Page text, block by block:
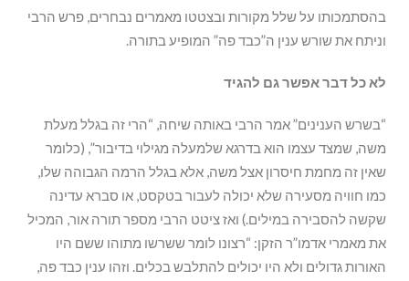
בהסתמכותו על שלל מקורות ובצטטו מאמרים נבחרים, פרש הרבי
וניתח את שורש ענין ה”כבד פה” המופיע בתורה.
לא כל דבר אפשר גם להגיד
“בשרש הענינים” אמר הרבי באותה שיחה, “הרי זה בגלל מעלת
משה, שמצד עצמו הוא בדרגא שלמעלה מגילוי בדיבור”, (כלומר
שאין זה מחמת חיסרון אצל משה, אלא בגלל הרמה הגבוהה שלו,
כמו חוויה מסעירה שלא יכולה לעבור בטקסט, או סברא עדינה
שקשה להסבירה במילים.) ואז ציטט הרבי מספר תורה אור, המכיל
את מאמרי אדמו”ר הזקן: “רצונו לומר ששרשו מתוהו ששם היו
האורות גדולים ולא היו יכולים להתלבש בכלים. וזהו ענין כבד פה,